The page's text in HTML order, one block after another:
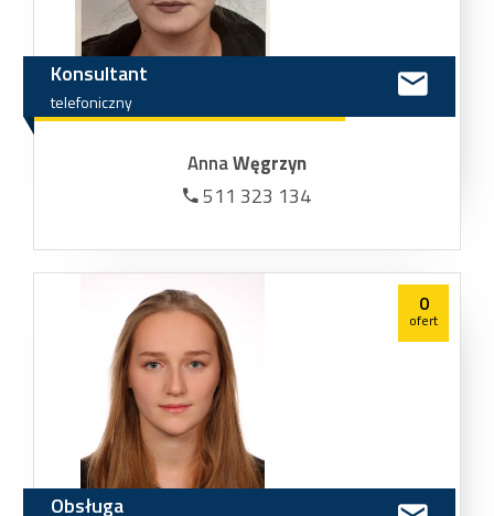
Konsultant
telefoniczny
AnnaWęgrzyn
511 323 134
0
ofert
Obsługa